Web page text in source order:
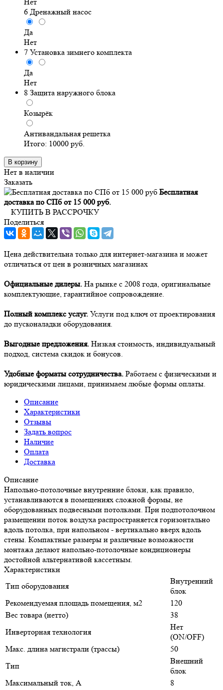
6 Дренажный насос
Да
Нет
7 Установка зимнего комплекта
Да
Нет
8 Защита наружного блока
Козырёк
Антивандальная решетка
Итого: 10000 руб.
В корзину
Нет в наличии
Заказать
Бесплатная
доставка по СПб от 15 000 руб.
КУПИТЬ В РАССРОЧКУ
Поделиться
Цена действительна только для интернет-магазина и может
отличаться от цен в розничных магазинах
Официальные дилеры. На рынке с 2008 года, оригинальные
комплектующие, гарантийное сопровождение.
Полный комплекс услуг. Услуги под ключ от проектирования
до пусконаладки оборудования.
Выгодные предложения. Низкая стоимость, индивидуальный
подход, система скидок и бонусов.
Удобные форматы сотрудничества. Работаем с физическими и
юридическими лицами, принимаем любые формы оплаты.
Описание
Характеристики
Отзывы
Задать вопрос
Наличие
Оплата
Доставка
Описание
Напольно-потолочные внутренние блоки, как правило,
устанавливаются в помещениях сложной формы, не
оборудованных подвесными потолками. При подпотолочном
размещении поток воздуха распространяется горизонтально
вдоль потолка, при напольном - вертикально вверх вдоль
стены. Компактные размеры и различные возможности
монтажа делают напольно-потолочные кондиционеры
достойной альтернативой кассетным.
Характеристики
Тип оборудования
Внутренний
блок
Рекомендуемая площадь помещения, м2
120
Вес товара (нетто)
38
Инверторная технология
Нет
(ON/OFF)
Макс. длина магистрали (трассы)
50
Тип
Внешний
блок
Максимальный ток, А
8